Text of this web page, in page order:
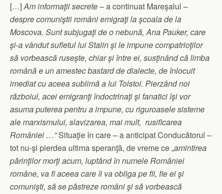
[…]Am informaţii secrete– a continuat Mareşalul –
despre comuniştii români emigraţi la şcoala de la
Moscova. Sunt subjugaţi de o nebună, Ana Pauker, care
şi-a vândut sufletul lui Stalin şi le impune compatrioţilor
să vorbească ruseşte, chiar şi între ei, susţinând că limba
română e un amestec bastard de dialecte, de înlocuit
imediat cu aceea sublimă a lui Tolstoi. Pierzând noi
războiul, acei emigranţi îndoctrinaţi şi fanatici îşi vor
asuma puterea pentru a impune, cu riguroasele sisteme
ale marxismului, slavizarea, mai mult, rusificarea
României …”Situaţie în care – a anticipat Conducătorul –
tot nu-şi pierdea ultima speranţă, de vreme ce „amintirea
părinţilor morţi acum, luptând în numele României
române, va fi aceea care îi va obliga pe fii, fie ei şi
comunişti, să se păstreze români şi să vorbească